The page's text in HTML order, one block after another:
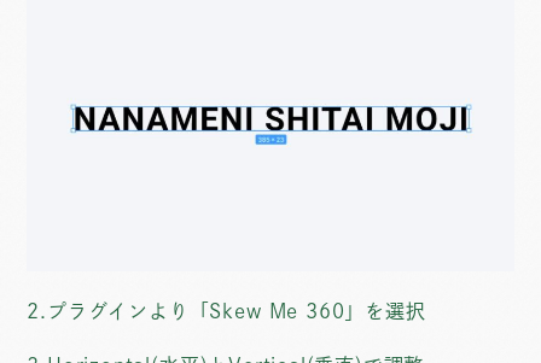
2.プラグインより「Skew Me 360」を選択